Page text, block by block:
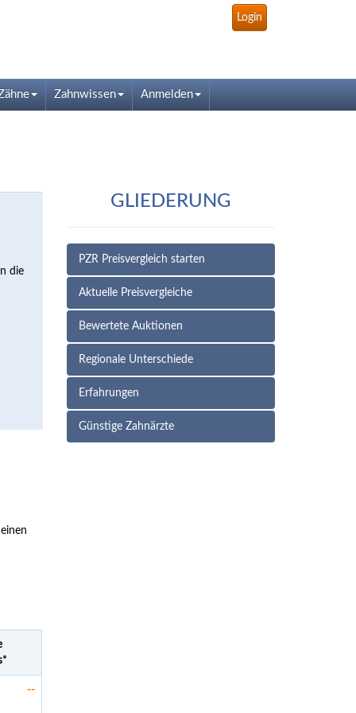
Login
Zahnwissen Anmelden
GLIEDERUNG
PZR Preisvergleich starten
Aktuelle Preisvergleiche
Bewertete Auktionen
Regionale Unterschiede
Erfahrungen
Günstige Zahnärzte
die
*
--